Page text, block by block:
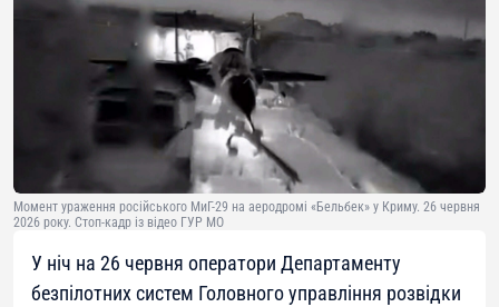
Момент ураження російського МиГ-29 на аеродромі «Бельбек» у Криму. 26 червня
2026 року. Стоп-кадр із відео ГУР МО
У ніч на 26 червня оператори Департаменту
безпілотних систем Головного управління розвідки